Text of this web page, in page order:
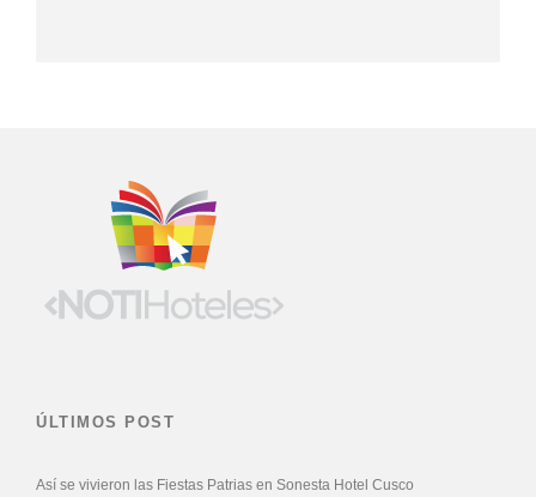
ÚLTIMOS POST
Así se vivieron las Fiestas Patrias en Sonesta Hotel Cusco